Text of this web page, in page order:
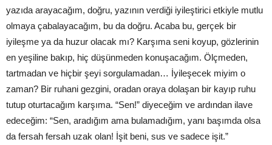
yazıda arayacağım, doğru, yazının verdiği iyileştirici etkiyle mutlu
olmaya çabalayacağım, bu da doğru. Acaba bu, gerçek bir
iyileşme ya da huzur olacak mı? Karşıma seni koyup, gözlerinin
en yeşiline bakıp, hiç düşünmeden konuşacağım. Ölçmeden,
tartmadan ve hiçbir şeyi sorgulamadan… İyileşecek miyim o
zaman? Bir ruhani gezgini, oradan oraya dolaşan bir kayıp ruhu
tutup oturtacağım karşıma. “Sen!” diyeceğim ve ardından ilave
edeceğim: “Sen, aradığım ama bulamadığım, yanı başımda olsa
da fersah fersah uzak olan! İşit beni, sus ve sadece işit.”